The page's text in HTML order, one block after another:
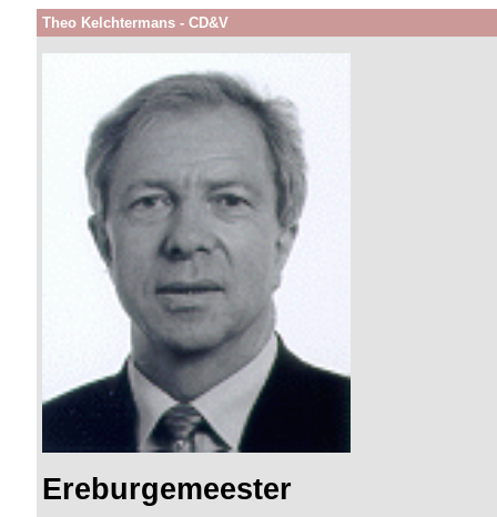
Theo Kelchtermans - CD&V
Ereburgemeester